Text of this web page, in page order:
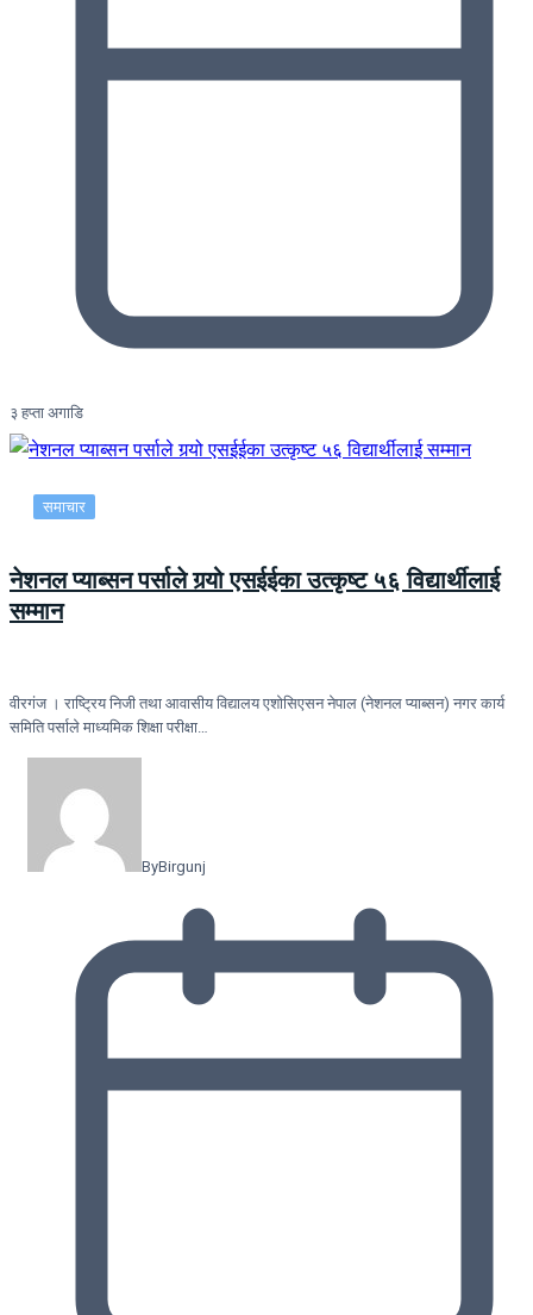
३ हप्ता अगाडि
समाचार
नेशनल प्याब्सन पर्साले गर्‍यो एसईईका उत्कृष्ट ५६ विद्यार्थीलाई
सम्मान
वीरगंज । राष्ट्रिय निजी तथा आवासीय विद्यालय एशोसिएसन नेपाल (नेशनल प्याब्सन) नगर कार्य
समिति पर्साले माध्यमिक शिक्षा परीक्षा…
ByBirgunj